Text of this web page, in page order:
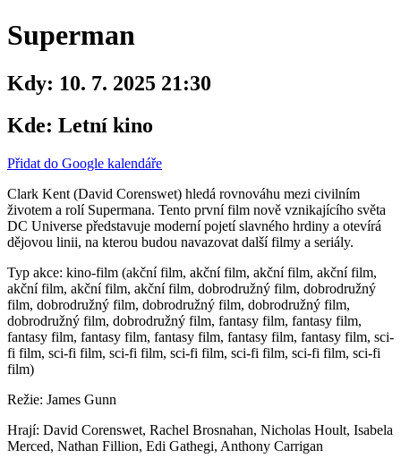
Superman
Kdy: 10. 7. 2025 21:30
Kde: Letní kino
Přidat do Google kalendáře
Clark Kent (David Corenswet) hledá rovnováhu mezi civilním
životem a rolí Supermana. Tento první film nově vznikajícího světa
DC Universe představuje moderní pojetí slavného hrdiny a otevírá
dějovou linii, na kterou budou navazovat další filmy a seriály.
Typ akce: kino-film (akční film, akční film, akční film, akční film,
akční film, akční film, akční film, dobrodružný film, dobrodružný
film, dobrodružný film, dobrodružný film, dobrodružný film,
dobrodružný film, dobrodružný film, fantasy film, fantasy film,
fantasy film, fantasy film, fantasy film, fantasy film, fantasy film, sci-
fi film, sci-fi film, sci-fi film, sci-fi film, sci-fi film, sci-fi film, sci-fi
film)
Režie: James Gunn
Hrají: David Corenswet, Rachel Brosnahan, Nicholas Hoult, Isabela
Merced, Nathan Fillion, Edi Gathegi, Anthony Carrigan